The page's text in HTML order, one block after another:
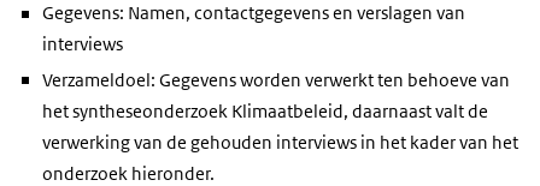
Gegevens: Namen, contactgegevens en verslagen van
interviews
Verzameldoel: Gegevens worden verwerkt ten behoeve van
het syntheseonderzoek Klimaatbeleid, daarnaast valt de
verwerking van de gehouden interviews in het kader van het
onderzoek hieronder.